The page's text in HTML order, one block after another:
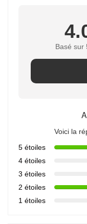
Basé sur
Voici la
5 étoiles
4 étoiles
3 étoiles
2 étoiles
1 étoiles